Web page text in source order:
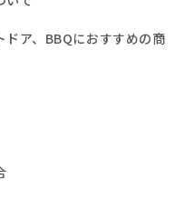
ア、BBQにおすすめの商